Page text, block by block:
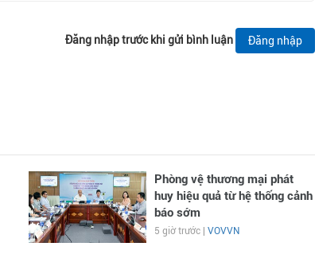
Đăng nhập trước khi gửi bình luận Đăng nhập
Phòng vệ thương mại phát
huy hiệu quả từ hệ thống cảnh
báo sớm
5 giờ trước | VOVVN